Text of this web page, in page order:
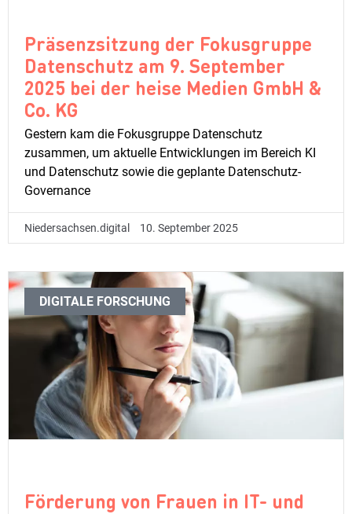
Präsenzsitzung der Fokusgruppe
Datenschutz am 9. September
2025 bei der heise Medien GmbH &
Co. KG
Gestern kam die Fokusgruppe Datenschutz
zusammen, um aktuelle Entwicklungen im Bereich KI
und Datenschutz sowie die geplante Datenschutz-
Governance
Niedersachsen.digital 10. September 2025
DIGITALE FORSCHUNG
Förderung von Frauen in IT- und